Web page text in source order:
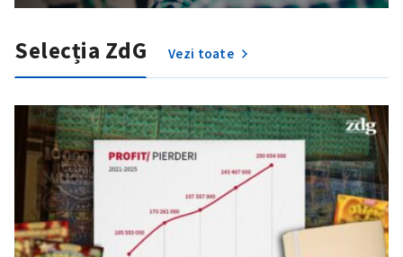
Trimite o informație
Despre ZdG
in English
на русском
Selecția ZdG Vezi toate